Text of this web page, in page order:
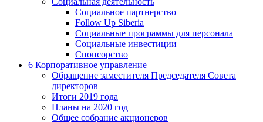
Социальное партнерство
Follow Up Siberia
Социальные программы для персонала
Социальные инвестиции
Спонсорство
6 Корпоративное управление
Обращение заместителя Председателя Совета
директоров
Итоги 2019 года
Планы на 2020 год
Общее собрание акционеров